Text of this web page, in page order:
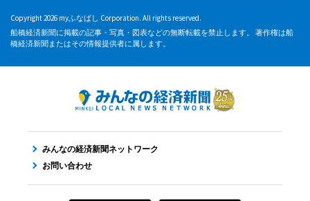
Copyright 2026 myふなばし Corporation. All rights reserved.
船橋経済新聞に掲載の記事・写真・図表などの無断転載を禁止します。 著作権は船
橋経済新聞またはその情報提供者に属します。
みんなの経済新聞ネットワーク
お問い合わせ